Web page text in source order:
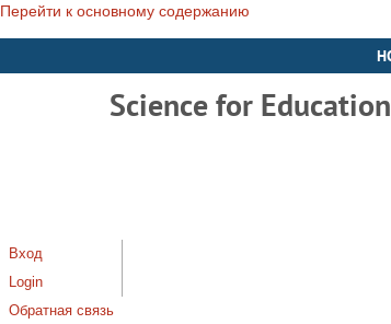
Перейти к основному содержанию
Science for
Вход
Login
Обратная связь